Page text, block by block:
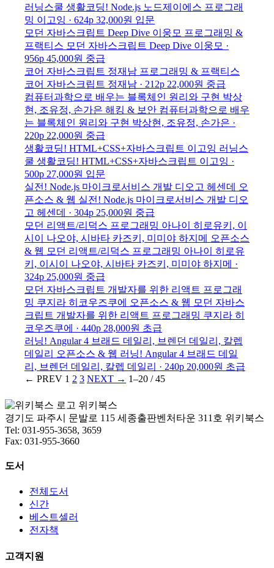
러닝스쿨 생활코딩! Node.js 노드제이에스 프로그래
밍 이고잉 · 624p 32,000원 입문
모던 자바스크립트 Deep Dive 이웅모 프로그래밍 &
프랙티스 모던 자바스크립트 Deep Dive 이웅모 ·
956p 45,000원 중급
코어 자바스크립트 정재남 프로그래밍 & 프랙티스
코어 자바스크립트 정재남 · 212p 22,000원 중급
컴퓨터과학으로 배우는 블록체인 원리와 구현 박상
현, 조유정, 손가은 해킹 & 보안 컴퓨터과학으로 배우
는 블록체인 원리와 구현 박상현, 조유정, 손가은 ·
220p 22,000원 중급
생활코딩! HTML+CSS+자바스크립트 이고잉 러닝스
쿨 생활코딩! HTML+CSS+자바스크립트 이고잉 ·
500p 27,000원 입문
실전! Node.js 마이크로서비스 개발 디오고 헤센데
오
픈소스 & 웹 실전! Node.js 마이크로서비스 개발 디오
고 헤센데 · 304p 25,000원 중급
모던 리액트/리덕스 프로그래밍 아나이 히로유키, 이
시이 나오야, 시바타 카즈키, 미미야 하지메
오픈소스
& 웹 모던 리액트/리덕스 프로그래밍 아나이 히로유
키, 이시이 나오야, 시바타 카즈키, 미미야 하지메 ·
324p 25,000원 중급
모던 자바스크립트 개발자를 위한 리액트 프로그래
밍 쿠지라 히코우즈쿠에 오픈소스 & 웹 모던 자바스
크립트 개발자를 위한 리액트 프로그래밍 쿠지라 히
코우즈쿠에 · 440p 28,000원 초급
러닝! Angular 4 브래드 데일리, 브렌던 데일리, 칼렙
데일리
오픈소스 & 웹 러닝! Angular 4 브래드 데일
리, 브렌던 데일리, 칼렙 데일리 · 240p 20,000원 초급
← PREV 1 2 3 NEXT → 1–20 / 45
위키북스
경기도 파주시 문발로 115 세종출판벤처타운 311호 위키북스
Tel: 031-955-3658, 3659
Fax: 031-955-3660
도서
전체도서
신간
베스트셀러
전자책
고객지원